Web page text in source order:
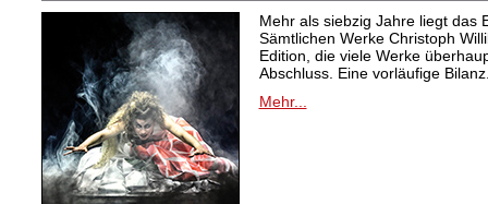
Mehr als siebzig Jahre liegt das
Sämtlichen Werke Christoph
Edition, die viele Werke
Abschluss. Eine vorläufige
Mehr...